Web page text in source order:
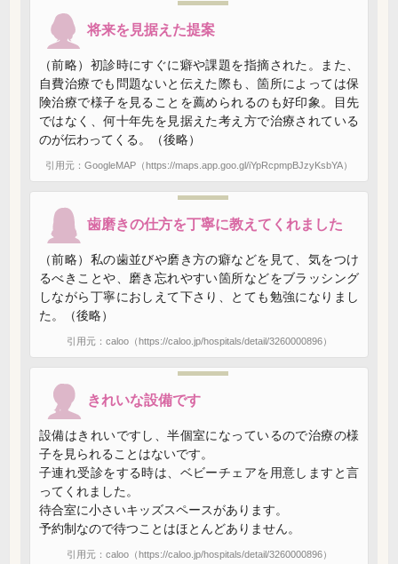
将来を見据えた提案
（前略）初診時にすぐに癖や課題を指摘された。また、
自費治療でも問題ないと伝えた際も、箇所によっては保
険治療で様子を見ることを薦められるのも好印象。目先
ではなく、何十年先を見据えた考え方で治療されている
のが伝わってくる。（後略）
引用元：GoogleMAP（https://maps.app.goo.gl/iYpRcpmpBJzyKsbYA）
歯磨きの仕方を丁寧に教えてくれました
（前略）私の歯並びや磨き方の癖などを見て、気をつけ
るべきことや、磨き忘れやすい箇所などをブラッシング
しながら丁寧におしえて下さり、とても勉強になりまし
た。（後略）
引用元：caloo（https://caloo.jp/hospitals/detail/3260000896）
きれいな設備です
設備はきれいですし、半個室になっているので治療の様
子を見られることはないです。
子連れ受診をする時は、ベビーチェアを用意しますと言
ってくれました。
待合室に小さいキッズスペースがあります。
予約制なので待つことはほとんどありません。
引用元：caloo（https://caloo.jp/hospitals/detail/3260000896）